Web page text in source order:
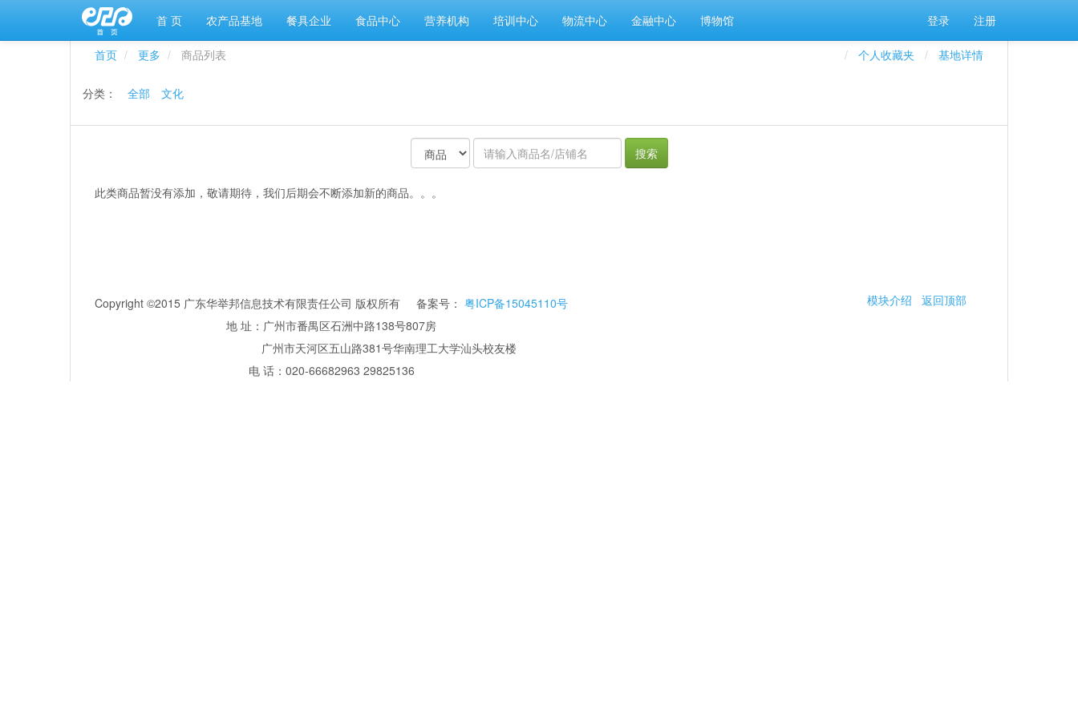
首 页 农产品基地 餐具企业 食品中心 营养机构 培训中心 物流中心 金融中心 博物馆 登录 注册
首页 更多 商品列表 基地详情
个人收藏夹
分类： 全部 文化
搜索
此类商品暂没有添加，敬请期待，我们后期会不断添加新的商品。。。
模块介绍 返回顶部
Copyright ©2015 广东华举邦信息技术有限责任公司 版权所有 备案号： 粤ICP备15045110号
地 址：广州市番禺区石洲中路138号807房
广州市天河区五山路381号华南理工大学汕头校友楼
电 话：020-66682963 29825136